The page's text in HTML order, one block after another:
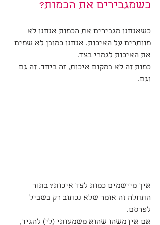
כשמגבירים את הכמות?
כשאנחנו מגבירים את הכמות אנחנו לא
מוותרים על האיכות. אנחנו כמובן לא שמים
את האיכות לגמרי בצד.
כמות זה לא במקום איכות, זה ביחד. זה גם
וגם.
איך מיישמים כמות לצד איכות? בתור
התחלה זה אומר שלא נכתוב רק בשביל
לפרסם.
אם אין משהו שהוא משמעותי (לי) להגיד,